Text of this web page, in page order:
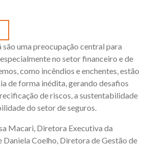
uma preocupação central para
no setor financeiro e de
como incêndios e enchentes, estão
de forma inédita, gerando desafios
de riscos, a sustentabilidade
do setor de seguros.
Macari, Diretora Executiva da
Coelho, Diretora de Gestão de